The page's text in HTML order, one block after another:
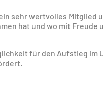
sehr wertvolles Mitglied
hat und wo mit Freude
für den Aufstieg im